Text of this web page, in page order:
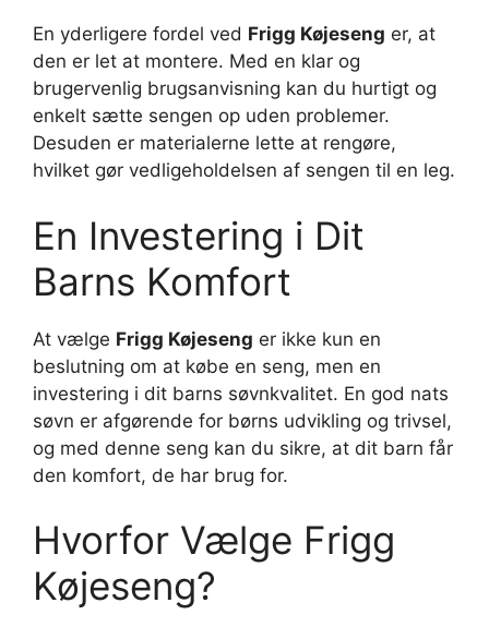
En yderligere fordel ved Frigg Køjeseng er, at
den er let at montere. Med en klar og
brugervenlig brugsanvisning kan du hurtigt og
enkelt sætte sengen op uden problemer.
Desuden er materialerne lette at rengøre,
hvilket gør vedligeholdelsen af sengen til en leg.
En Investering i Dit
Barns Komfort
At vælge Frigg Køjeseng er ikke kun en
beslutning om at købe en seng, men en
investering i dit barns søvnkvalitet. En god nats
søvn er afgørende for børns udvikling og trivsel,
og med denne seng kan du sikre, at dit barn får
den komfort, de har brug for.
Hvorfor Vælge Frigg
Køjeseng?